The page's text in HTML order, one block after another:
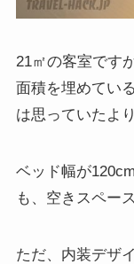
21㎡の客室です
面積を埋めてい
は思っていたよ
ベッド幅が
も、空きスペー
ただ、内装デザ